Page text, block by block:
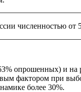
численностью от
опрошенных) и на
фактором при
более 30%.